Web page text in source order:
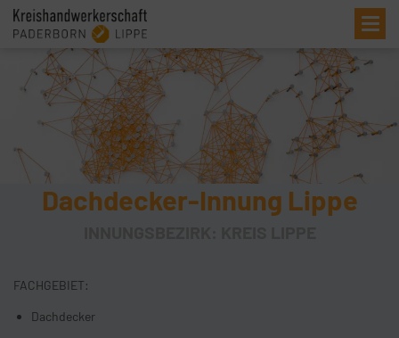
Dachdecker-Innung Lippe
FACHGEBIET:
Dachdecker